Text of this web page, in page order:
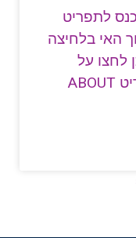
לתפריט
האי בלחיצה
לחצו על
ABOUT LAND. הכרת התפריט ABOUT